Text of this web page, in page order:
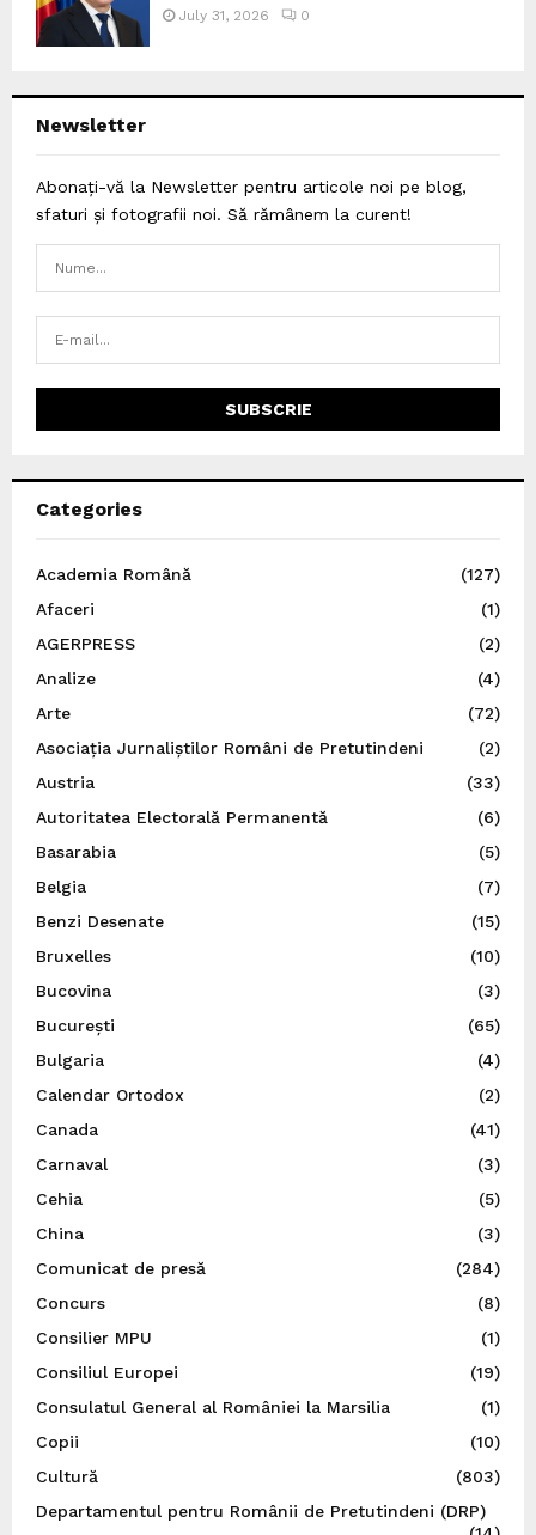
July 31, 2026 0
Newsletter
Abonați-vă la Newsletter pentru articole noi pe blog,
sfaturi și fotografii noi. Să rămânem la curent!
Categories
Academia Română
(127)
Afaceri
(1)
AGERPRESS
(2)
Analize
(4)
Arte
(72)
Asociația Jurnaliștilor Români de Pretutindeni
(2)
Austria
(33)
Autoritatea Electorală Permanentă
(6)
Basarabia
(5)
Belgia
(7)
Benzi Desenate
(15)
Bruxelles
(10)
Bucovina
(3)
București
(65)
Bulgaria
(4)
Calendar Ortodox
(2)
Canada
(41)
Carnaval
(3)
Cehia
(5)
China
(3)
Comunicat de presă
(284)
Concurs
(8)
Consilier MPU
(1)
Consiliul Europei
(19)
Consulatul General al României la Marsilia
(1)
Copii
(10)
Cultură
(803)
Departamentul pentru Românii de Pretutindeni (DRP)